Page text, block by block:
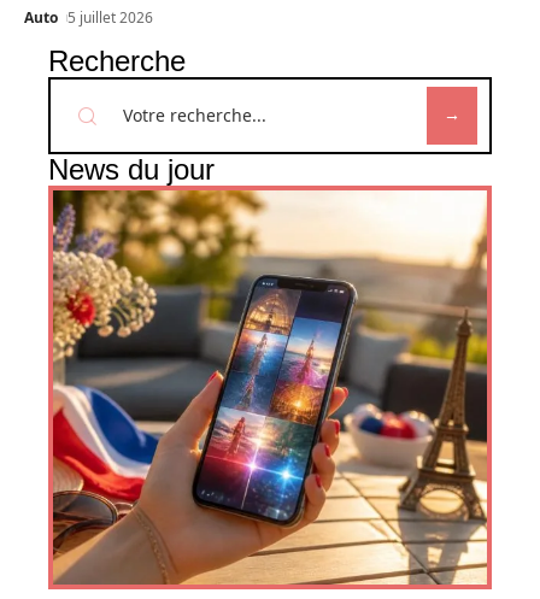
Auto 5 juillet 2026
Recherche
News du jour